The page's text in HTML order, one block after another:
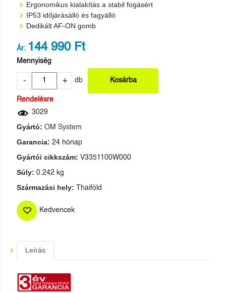
Ergonomikus kialakítás a stabil fogásért
IP53 időjárásálló és fagyálló
Dedikált AF-ON gomb
Ár: 144 990 Ft
Mennyiség
- + db Kosárba
Rendelésre
3029
Gyártó: OM System
Garancia: 24 hónap
Gyártói cikkszám: V3351100W000
Súly: 0.242 kg
Származási hely: Thaiföld
Kedvencek
Leírás